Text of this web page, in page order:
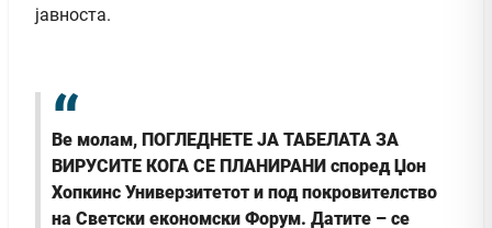
јавноста.
Ве молам, ПОГЛЕДНЕТЕ ЈА ТАБЕЛАТА ЗА
ВИРУСИТЕ КОГА СЕ ПЛАНИРАНИ според Џон
Хопкинс Универзитетот и под покровителство
на Светски економски Форум. Датите – се